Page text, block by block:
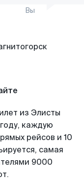
Вы
из Элисты
каждую
рейсов и 10
самая
9000